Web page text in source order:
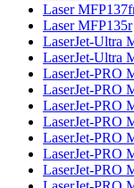
Laser
Laser MFP135r
LaserJet-Ultra
LaserJet-Ultra
LaserJet-PRO
LaserJet-PRO
LaserJet-PRO
LaserJet-PRO
LaserJet-PRO
LaserJet-PRO
LaserJet-PRO